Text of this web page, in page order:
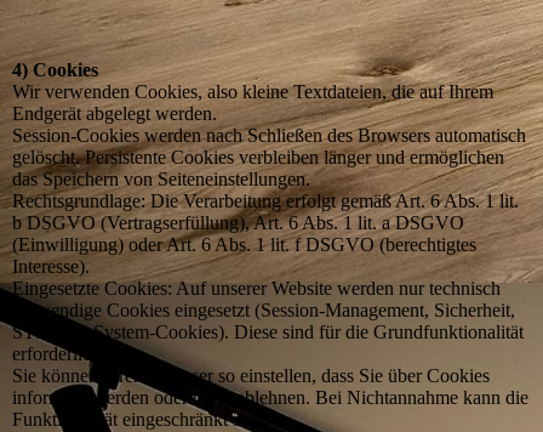
4) Cookies
Wir verwenden Cookies, also kleine Textdateien, die auf Ihrem
Endgerät abgelegt werden.
Session-Cookies werden nach Schließen des Browsers automatisch
gelöscht. Persistente Cookies verbleiben länger und ermöglichen
das Speichern von Seiteneinstellungen.
Rechtsgrundlage: Die Verarbeitung erfolgt gemäß Art. 6 Abs. 1 lit.
b DSGVO (Vertragserfüllung), Art. 6 Abs. 1 lit. a DSGVO
(Einwilligung) oder Art. 6 Abs. 1 lit. f DSGVO (berechtigtes
Interesse).
Eingesetzte Cookies: Auf unserer Website werden nur technisch
notwendige Cookies eingesetzt (Session-Management, Sicherheit,
STRATO-System-Cookies). Diese sind für die Grundfunktionalität
erforderlich.
Sie können Ihren Browser so einstellen, dass Sie über Cookies
informiert werden oder diese ablehnen. Bei Nichtannahme kann die
Funktionalität eingeschränkt sein.